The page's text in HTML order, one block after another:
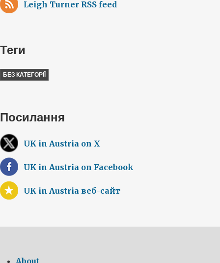
Leigh Turner RSS feed
Теги
БЕЗ КАТЕГОРІЇ
Посилання
UK in Austria on X
UK in Austria on Facebook
UK in Austria веб-сайт
About